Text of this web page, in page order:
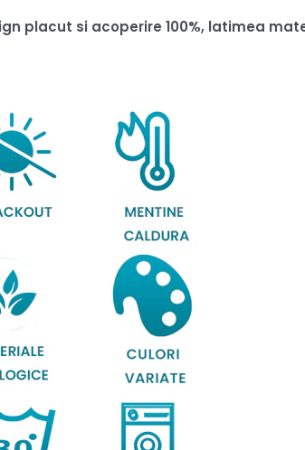
placut si acoperire 100%, latimea